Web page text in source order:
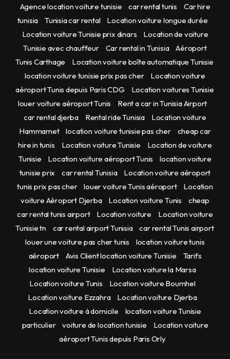
Agence location voiture tunisie car rental tunis
Car hire
tunisia
Tunisia car rental
Location voiture longue durée
Location voiture Tunisie prix dinars
Location de voiture
Tunisie avec chauffeur
Car rental in Tunisia
Aéroport
Tunis Carthage
Location voiture boîte automatique Tunisie
location voiture tunisie prix pas cher
Location voiture
aéroport Tunis depuis Paris CDG
Location voitures Tunisie
louer voiture aéroport Tunis
Rent a car in Tunisia Airport
car rental djerba
Rental ride Tunisia
Location voiture
Hammamet
location voiture tunisie pas cher
cheap car
hire in tunis
Location voiture Tunisie
Location de voiture
Tunisie
Location voiture aéroport Tunis
location voiture
tunisie prix
car rental Tunisia
Location voiture aéroport
tunis prix pas cher
louer voiture Tunis aéroport
Location
voiture Aéroport Djerba
Location voiture Tunis
cheap
car rental tunis airport
Location voiture
Location voiture
Tunisie tn
car rental airport Tunisia
car rental Tunis airport
louer une voiture pas cher tunis
location voiture tunis
aéroport
Avis Client location voiture Tunisie
Tarifs
location voiture Tunisie
Location voiture la Marsa
Location voiture Tunis
Location voiture Boumhel
Location voiture Ezzahra
Location voiture Djerba
Location voiture à domicile
location voiture Tunisie
particulier
voiture de location tunisie
Location voiture
aéroport Tunis depuis Paris Orly